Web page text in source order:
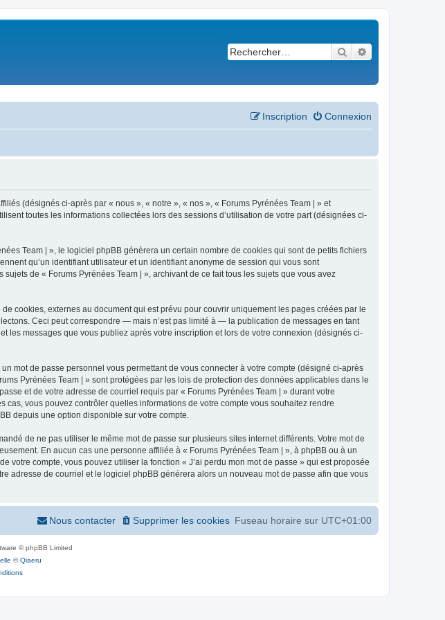
Rechercher
Connexion
Inscription
(désignés ci-après par « nous », « notre », « nos », « Forums Pyrénées Team | » et
toutes les informations collectées lors des sessions d’utilisation de votre part (désignées ci-
Team | », le logiciel phpBB génèrera un certain nombre de cookies qui sont de petits fichiers
qu’un identifiant utilisateur et un identifiant anonyme de session qui vous sont
de « Forums Pyrénées Team | », archivant de ce fait tous les sujets que vous avez
cookies, externes au document qui est prévu pour couvrir uniquement les pages créées par le
Ceci peut correspondre — mais n’est pas limité à — la publication de messages en tant
les messages que vous publiez après votre inscription et lors de votre connexion (désignés ci-
mot de passe personnel vous permettant de vous connecter à votre compte (désigné ci-après
Pyrénées Team | » sont protégées par les lois de protection des données applicables dans le
et de votre adresse de courriel requis par « Forums Pyrénées Team | » durant votre
vous pouvez contrôler quelles informations de votre compte vous souhaitez rendre
depuis une option disponible sur votre compte.
de ne pas utiliser le même mot de passe sur plusieurs sites internet différents. Votre mot de
En aucun cas une personne affiliée à « Forums Pyrénées Team | », à phpBB ou à un
compte, vous pouvez utiliser la fonction « J’ai perdu mon mot de passe » qui est proposée
adresse de courriel et le logiciel phpBB générera alors un nouveau mot de passe afin que vous
Fuseau horaire sur UTC+01:00
Supprimer les cookies
Nous contacter
© phpBB Limited
©Qiaeru